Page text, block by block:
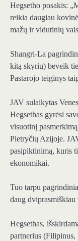
Hegsetho posakis:
reikia daugiau
mažų ir vidutinių
Shangri-La
kitą skyrių) beveik
Pastarojo teiginys
JAV sulaikytas
Hegsethas gyrėsi
visuotinį
Pietryčių Azijoje.
pasipiktinimą, kuris
ekonomikai.
Tuo tarpu
daug
Hegsethas,
partnerius (Filipinus,